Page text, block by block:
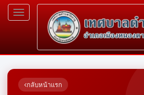
Toggle
navigation
กลับหน้าแรก